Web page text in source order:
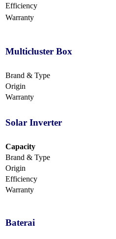
Efficiency
Warranty
Multicluster Box
Brand & Type
Origin
Warranty
Solar Inverter
Capacity
Brand & Type
Origin
Efficiency
Warranty
Baterai